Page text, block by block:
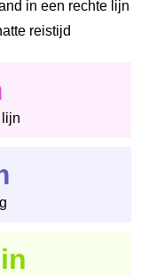
in een rechte lijn
reistijd